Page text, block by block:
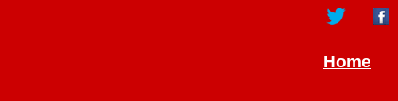
Home